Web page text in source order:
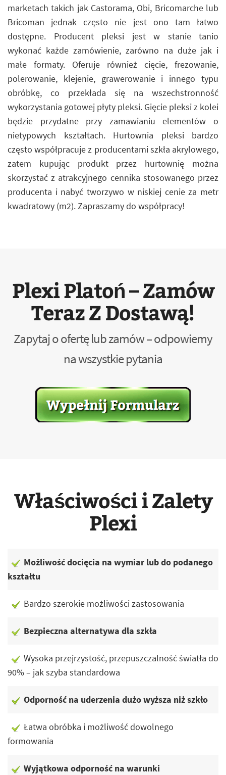
marketach takich jak Castorama, Obi, Bricomarche lub
Bricoman jednak często nie jest ono tam łatwo
dostępne. Producent pleksi jest w stanie tanio
wykonać każde zamówienie, zarówno na duże jak i
małe formaty. Oferuje również cięcie, frezowanie,
polerowanie, klejenie, grawerowanie i innego typu
obróbkę, co przekłada się na wszechstronność
wykorzystania gotowej płyty pleksi. Gięcie pleksi z kolei
będzie przydatne przy zamawianiu elementów o
nietypowych kształtach. Hurtownia pleksi bardzo
często współpracuje z producentami szkła akrylowego,
zatem kupując produkt przez hurtownię można
skorzystać z atrakcyjnego cennika stosowanego przez
producenta i nabyć tworzywo w niskiej cenie za metr
kwadratowy (m2). Zapraszamy do współpracy!
Plexi Platoń – Zamów
Teraz Z Dostawą!
Zapytaj o ofertę lub zamów – odpowiemy
na wszystkie pytania
Właściwości i Zalety
Plexi
Możliwość docięcia na wymiar lub do podanego
kształtu
Bardzo szerokie możliwości zastosowania
Bezpieczna alternatywa dla szkła
Wysoka przejrzystość, przepuszczalność światła do
90% – jak szyba standardowa
Odporność na uderzenia dużo wyższa niż szkło
Łatwa obróbka i możliwość dowolnego
formowania
Wyjątkowa odporność na warunki